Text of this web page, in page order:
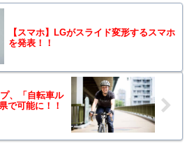
【スマホ】LGがスライド変形するスマホ
を発表！！
、「自転車ル
で可能に！！